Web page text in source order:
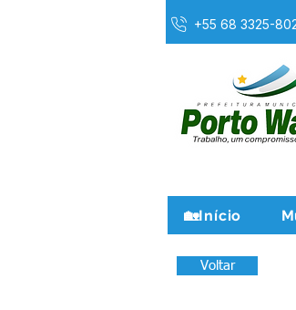
+55 68 3325-
🏡Início
Voltar